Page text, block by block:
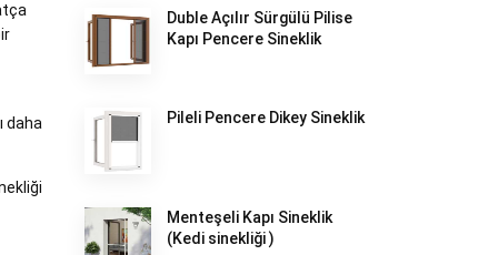
daha
Duble Açılır Sürgülü Pilise
Kapı Pencere Sineklik
Pileli Pencere Dikey Sineklik
Menteşeli Kapı Sineklik
(Kedi sinekliği )